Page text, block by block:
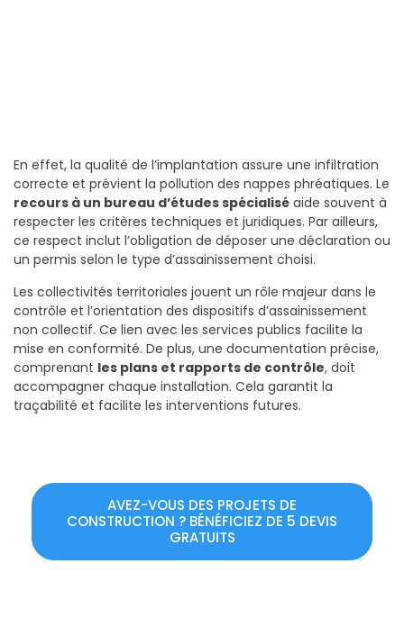
En effet, la qualité de l’implantation assure une infiltration
correcte et prévient la pollution des nappes phréatiques. Le
recours à un bureau d’études spécialisé aide souvent à
respecter les critères techniques et juridiques. Par ailleurs,
ce respect inclut l’obligation de déposer une déclaration ou
un permis selon le type d’assainissement choisi.
Les collectivités territoriales jouent un rôle majeur dans le
contrôle et l’orientation des dispositifs d’assainissement
non collectif. Ce lien avec les services publics facilite la
mise en conformité. De plus, une documentation précise,
comprenant les plans et rapports de contrôle, doit
accompagner chaque installation. Cela garantit la
traçabilité et facilite les interventions futures.
AVEZ-VOUS DES PROJETS DE
CONSTRUCTION ? BÉNÉFICIEZ DE 5 DEVIS
GRATUITS